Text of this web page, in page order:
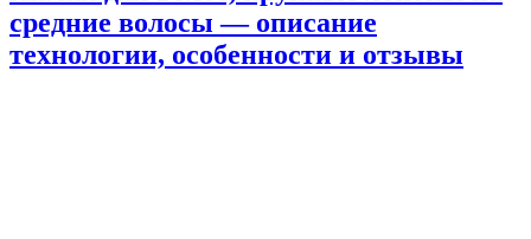
средние волосы — описание
технологии, особенности и отзывы